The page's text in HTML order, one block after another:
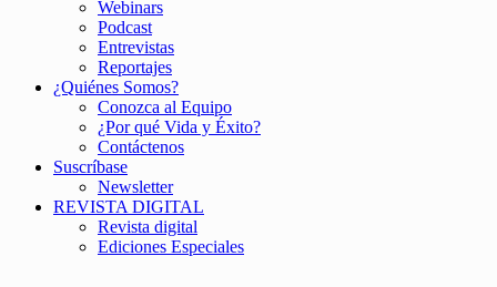
Webinars
Podcast
Entrevistas
Reportajes
¿Quiénes Somos?
Conozca al Equipo
¿Por qué Vida y Éxito?
Contáctenos
Suscríbase
Newsletter
REVISTA DIGITAL
Revista digital
Ediciones Especiales